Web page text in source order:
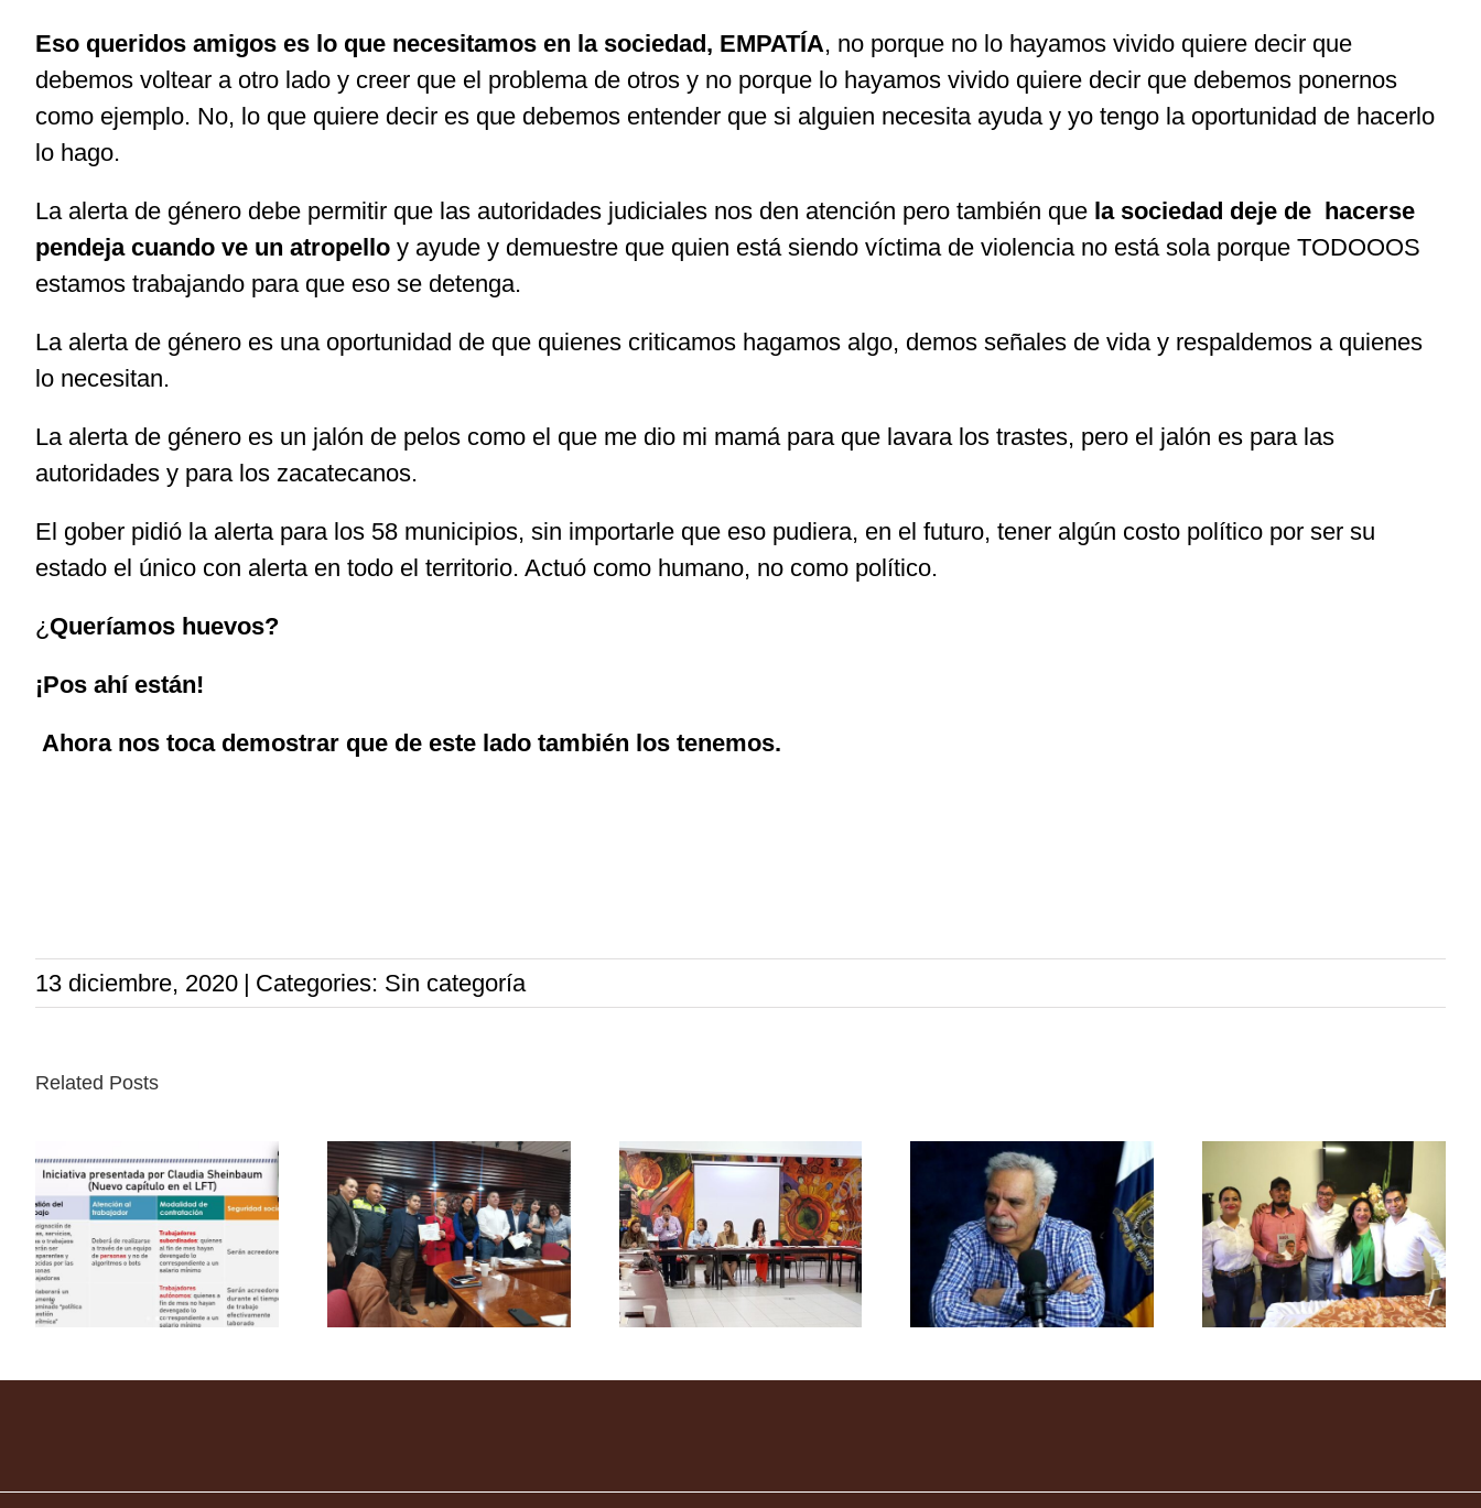
Eso queridos amigos es lo que necesitamos en la sociedad, EMPATÍA, no porque no lo hayamos vivido quiere decir que
debemos voltear a otro lado y creer que el problema de otros y no porque lo hayamos vivido quiere decir que debemos ponernos
como ejemplo. No, lo que quiere decir es que debemos entender que si alguien necesita ayuda y yo tengo la oportunidad de hacerlo
lo hago.
La alerta de género debe permitir que las autoridades judiciales nos den atención pero también que la sociedad deje de hacerse
pendeja cuando ve un atropello y ayude y demuestre que quien está siendo víctima de violencia no está sola porque TODOOOS
estamos trabajando para que eso se detenga.
La alerta de género es una oportunidad de que quienes criticamos hagamos algo, demos señales de vida y respaldemos a quienes
lo necesitan.
La alerta de género es un jalón de pelos como el que me dio mi mamá para que lavara los trastes, pero el jalón es para las
autoridades y para los zacatecanos.
El gober pidió la alerta para los 58 municipios, sin importarle que eso pudiera, en el futuro, tener algún costo político por ser su
estado el único con alerta en todo el territorio. Actuó como humano, no como político.
¿ Queríamos huevos?
¡Pos ahí están!
Ahora nos toca demostrar que de este lado también los tenemos.
13 diciembre, 2020 | Categories: Sin categoría
Related Posts